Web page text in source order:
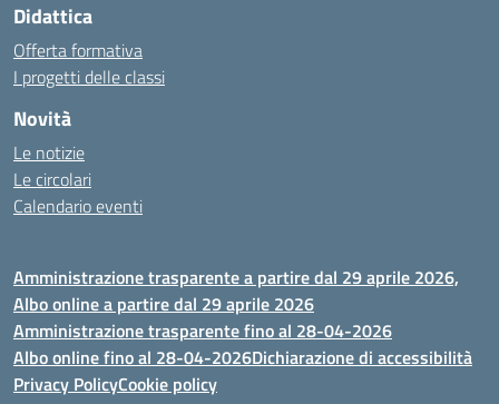
Didattica
Offerta formativa
I progetti delle classi
Novità
Le notizie
Le circolari
Calendario eventi
Amministrazione trasparente a partire dal 29 aprile 2026,
Albo online a partire dal 29 aprile 2026
Amministrazione trasparente fino al 28-04-2026
Albo online fino al 28-04-2026Dichiarazione di accessibilità
Privacy PolicyCookie policy